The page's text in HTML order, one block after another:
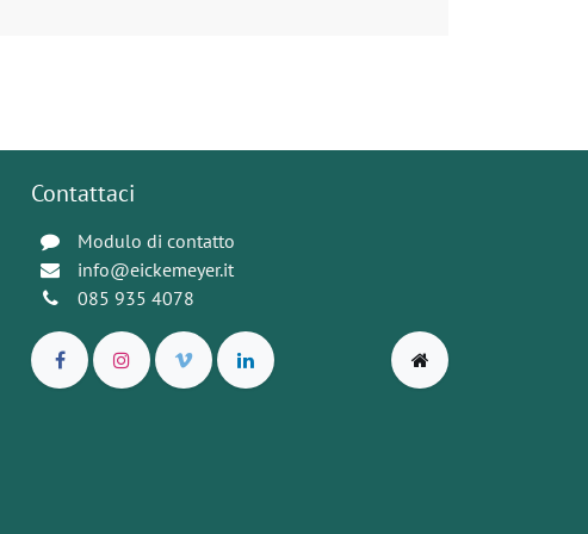
Contattaci
Modulo di contatto
info@eickemeyer.it
085 935 4078